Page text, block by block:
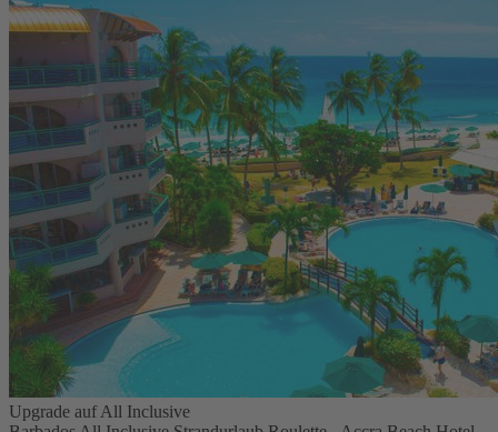
Upgrade auf All Inclusive